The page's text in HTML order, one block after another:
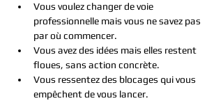
Vous voulez changer de voie
professionnelle mais vous ne savez pas
par où commencer.
Vous avez des idées mais elles restent
floues, sans action concrète.
Vous ressentez des blocages qui vous
empêchent de vous lancer.